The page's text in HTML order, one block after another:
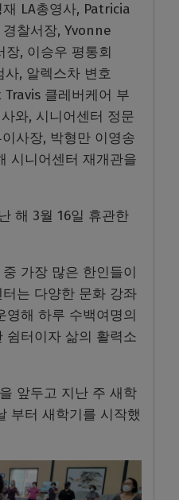
LA총영사, Patricia
찰서장, Yvonne
장, 이승우 평통회
사, 알렉스차 변호
클레버케어 부
와, 시니어센터 정문
사장, 박형만 이영송
시니어센터 재개관을
해 3월 16일 휴관한
가장 많은 한인들이
는 다양한 문화 강좌
영해 하루 수백여명의
쉼터이자 삶의 활력소
앞두고 지난 주 새학
부터 새학기를 시작했